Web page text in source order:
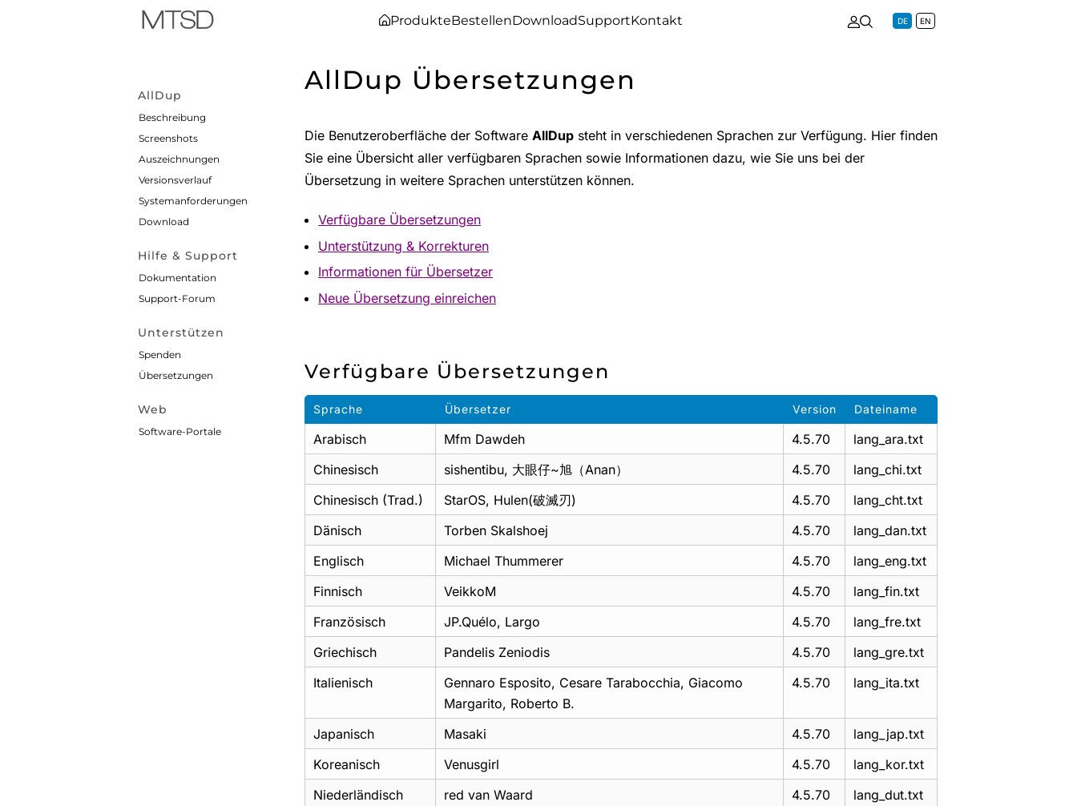
ProdukteBestellenDownloadSupportKontakt DE EN
AllDup
Beschreibung
Screenshots
Auszeichnungen
Versionsverlauf
Systemanforderungen
Download
Hilfe & Support
Dokumentation
Support-Forum
Unterstützen
Spenden
Übersetzungen
Web
Software-Portale
AllDup Übersetzungen
Die Benutzeroberfläche der Software AllDup steht in verschiedenen Sprachen zur Verfügung. Hier finden
Sie eine Übersicht aller verfügbaren Sprachen sowie Informationen dazu, wie Sie uns bei der
Übersetzung in weitere Sprachen unterstützen können.
Verfügbare Übersetzungen
Unterstützung & Korrekturen
Informationen für Übersetzer
Neue Übersetzung einreichen
Verfügbare Übersetzungen
Sprache Übersetzer Version Dateiname
Arabisch Mfm Dawdeh 4.5.70
lang_ara.txt
Chinesisch
sishentibu, 大眼仔~旭（Anan） 4.5.70
lang_chi.txt
Chinesisch (Trad.)
StarOS, Hulen(破滅刃) 4.5.70
lang_cht.txt
Dänisch
Torben Skalshoej 4.5.70
lang_dan.txt
Englisch
Michael Thummerer 4.5.70
lang_eng.txt
Finnisch
VeikkoM 4.5.70
lang_fin.txt
Französisch
JP.Quélo, Largo 4.5.70
lang_fre.txt
Griechisch
Pandelis Zeniodis 4.5.70
lang_gre.txt
Italienisch
Gennaro Esposito, Cesare Tarabocchia, Giacomo
Margarito, Roberto B.
4.5.70 lang_ita.txt
Japanisch Masaki 4.5.70
lang_jap.txt
Koreanisch
Venusgirl 4.5.70
lang_kor.txt
Niederländisch
red van Waard 4.5.70
lang_dut.txt